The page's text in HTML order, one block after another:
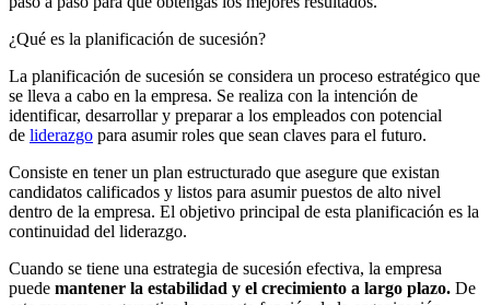
¿Qué es la planificación de sucesión?
La planificación de sucesión se considera un proceso estratégico que
se lleva a cabo en la empresa. Se realiza con la intención de
identificar, desarrollar y preparar a los empleados con potencial
de liderazgo para asumir roles que sean claves para el futuro.
Consiste en tener un plan estructurado que asegure que existan
candidatos calificados y listos para asumir puestos de alto nivel
dentro de la empresa. El objetivo principal de esta planificación es la
continuidad del liderazgo.
Cuando se tiene una estrategia de sucesión efectiva, la empresa
puede mantener la estabilidad y el crecimiento a largo plazo. De